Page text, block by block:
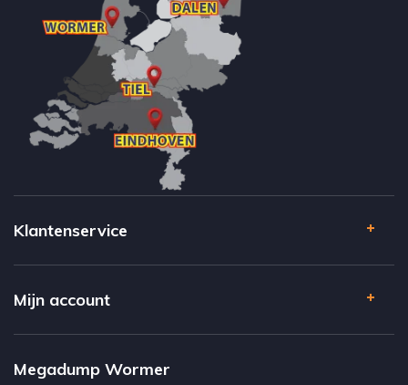
Klantenservice
Mijn account
Megadump Wormer